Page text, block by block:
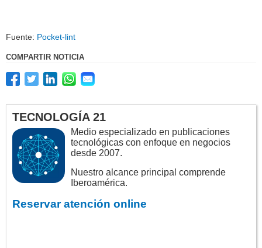
Fuente: Pocket-lint
COMPARTIR NOTICIA
TECNOLOGÍA 21
Medio especializado en publicaciones
tecnológicas con enfoque en negocios
desde 2007.
Nuestro alcance principal comprende
Iberoamérica.
Reservar atención online